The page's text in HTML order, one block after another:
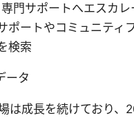
門サポートへエスカレ
ポートやコミュニティ
検索
ータ
は成長を続けており、